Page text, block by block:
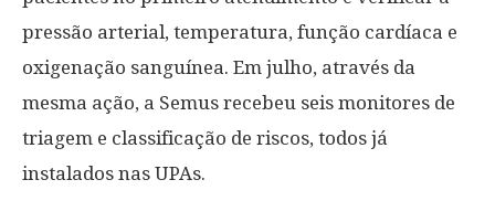
pressão arterial, temperatura, função cardíaca e
oxigenação sanguínea. Em julho, através da
mesma ação, a Semus recebeu seis monitores de
triagem e classificação de riscos, todos já
instalados nas UPAs.